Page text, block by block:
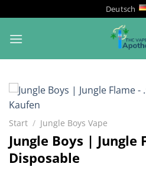
Inhalt
springen
Deutsch
Start / Jungle Boys Vape
Jungle Boys | Jungle
Disposable